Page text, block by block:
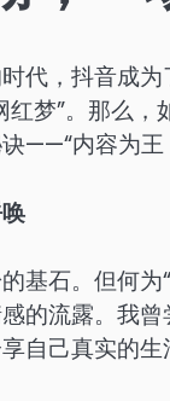
代，抖音成
红梦”。那么
——“内容为王
基石。但何
的流露。我
自己真实的